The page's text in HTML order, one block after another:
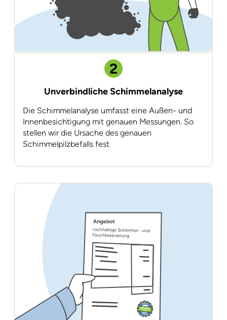
2
Unverbindliche Schimmelanalyse
Die Schimmelanalyse umfasst eine Außen- und
Innenbesichtigung mit genauen Messungen. So
stellen wir die Ursache des genauen
Schimmelpilzbefalls fest